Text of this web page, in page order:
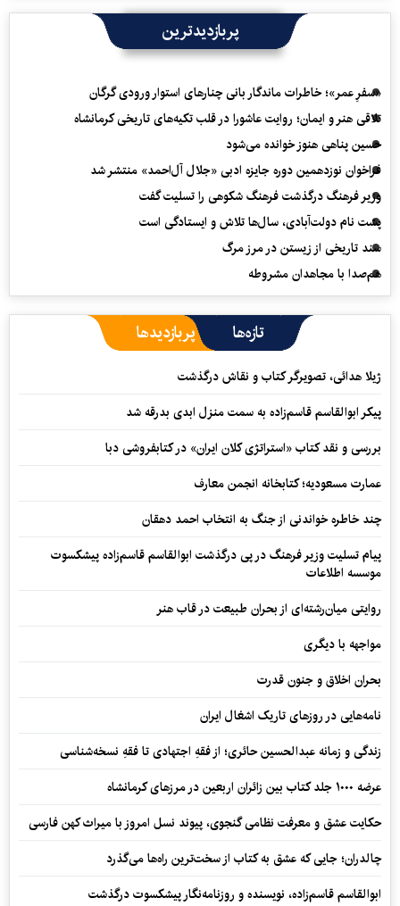
پربازدیدترین
«سفرِ عمر»؛ خاطرات ماندگار بانی چنارهای استوار ورودی گرگان
تلاقی هنر و ایمان؛ روایت عاشورا در قلب تکیه‌های تاریخی کرمانشاه
حسین پناهی هنوز خوانده می‌شود
فراخوان نوزدهمین دوره جایزه ادبی «جلال آل‌احمد» منتشر شد
وزیر فرهنگ درگذشت فرهنگ شکوهی را تسلیت گفت
پشت نام دولت‌آبادی، سال‌ها تلاش و ایستادگی است
سند تاریخی از زیستن در مرز مرگ
هم‌صدا با مجاهدان مشروطه
تازه‌ها پربازدیدها
ژیلا هدائی، تصویرگر کتاب و نقاش درگذشت
پیکر ابوالقاسم قاسم‌زاده به سمت منزل ابدی بدرقه شد
بررسی و نقد کتاب «استراتژی کلان ایران» در کتابفروشی دبا
عمارت مسعودیه؛ کتابخانه انجمن معارف
چند خاطره خواندنی از جنگ به انتخاب احمد دهقان
پیام تسلیت وزیر فرهنگ در پی درگذشت ابوالقاسم قاسم‌زاده پیشکسوت
موسسه اطلاعات
روایتی میان‌رشته‌ای از بحران طبیعت در قاب هنر
مواجهه با دیگری
بحران اخلاق و جنون قدرت
نامه‌هایی در روزهای تاریک اشغال ایران
زندگی و زمانه عبدالحسین حائری؛ از فقهِ اجتهادی تا فقهِ نسخه‌شناسی
عرضه ۱۰۰۰ جلد کتاب بین زائران اربعین در مرزهای کرمانشاه
حکایت عشق و معرفت نظامی گنجوی، پیوند نسل امروز با میراث کهن فارسی
چالدران؛ جایی که عشق به کتاب از سخت‌ترین راه‌ها می‌گذرد
ابوالقاسم قاسم‌زاده، نویسنده و روزنامه‌نگار پیشکسوت درگذشت